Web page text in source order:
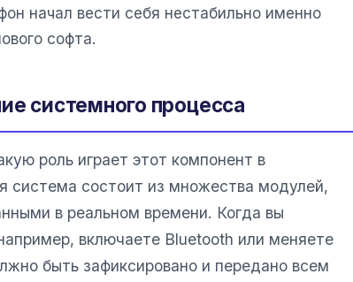
начал вести себя нестабильно именно
софта.
системного процесса
роль играет этот компонент в
система состоит из множества модулей,
в реальном времени. Когда вы
включаете Bluetooth или меняете
быть зафиксировано и передано всем